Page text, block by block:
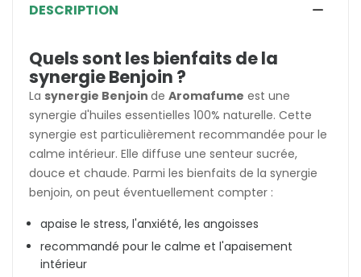
DESCRIPTION
Quels sont les bienfaits de la
synergie Benjoin ?
La synergie Benjoin de Aromafume est une
synergie d'huiles essentielles 100% naturelle. Cette
synergie est particulièrement recommandée pour le
calme intérieur. Elle diffuse une senteur sucrée,
douce et chaude. Parmi les bienfaits de la synergie
benjoin, on peut éventuellement compter :
apaise le stress, l'anxiété, les angoisses
recommandé pour le calme et l'apaisement
intérieur